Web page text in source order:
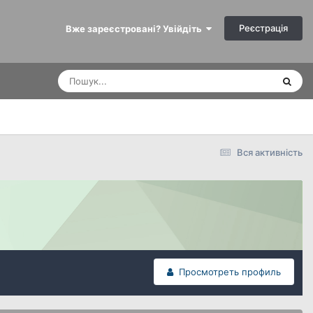
Вже зареєстровані? Увійдіть Реєстрація
Вся активність
Просмотреть профиль